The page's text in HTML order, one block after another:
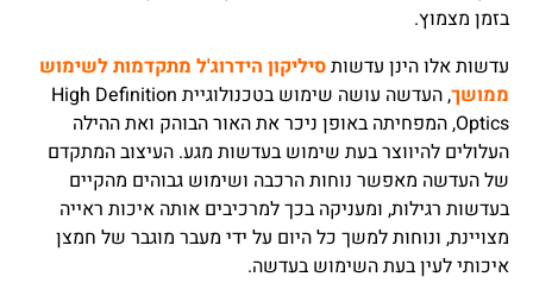
בזמן מצמוץ.
עדשות אלו הינן עדשותסיליקון הידרוג'ל מתקדמות לשימוש
ממושך
, העדשה עושה שימוש בטכנולוגיית High Definition
Optics, המפחיתה באופן ניכר את האור הבוהק ואת ההילה
העלולים להיווצר בעת שימוש בעדשות מגע. העיצוב המתקדם
של העדשה מאפשר נוחות הרכבה ושימוש גבוהים מהקיים
בעדשות רגילות, ומעניקה בכך למרכיבים אותה איכות ראייה
מצויינת, ונוחות למשך כל היום על ידי מעבר מוגבר של חמצן
איכותי לעין בעת השימוש בעדשה.